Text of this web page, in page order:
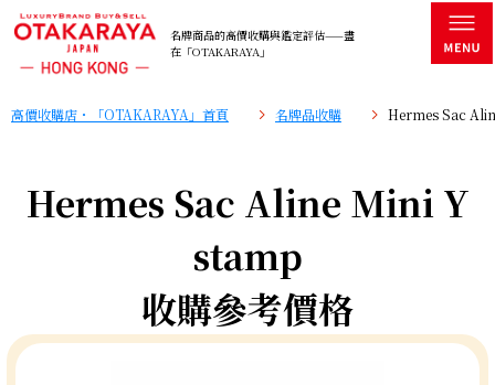
名牌商品的高價收購與鑑定評估——盡
在「OTAKARAYA」
高價收購店・「OTAKARAYA」首頁 名牌品收購 Hermes Sac
Hermes Sac Aline Mini Y
stamp
收購參考價格